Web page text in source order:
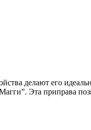
делают его
Эта приправа